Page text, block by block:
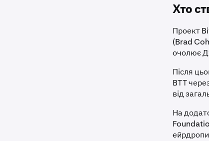
Хто
Проект
(Brad
очолює
Після
BTT
від
На